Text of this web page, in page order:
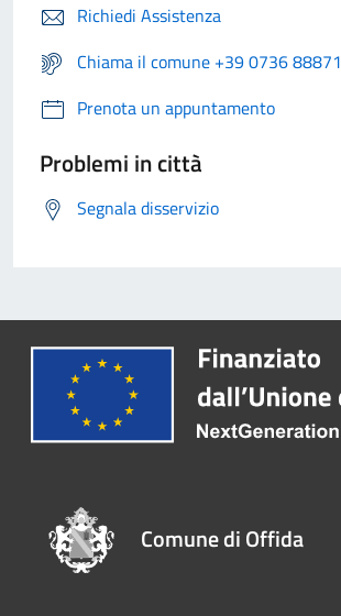
Richiedi Assistenza
Chiama il comune +39 0736 88871
Prenota un appuntamento
Problemi in città
Segnala disservizio
Comune di Offida